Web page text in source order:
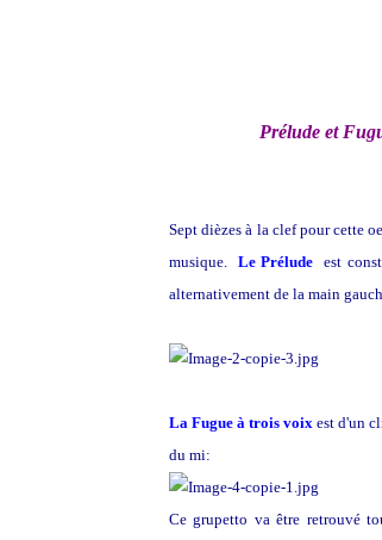
Prélude et
Sept dièzes à la clef pour cette
musique. Le Prélude est
alternativement de la main
La Fugue à trois voix est d'un
du mi:
Ce grupetto va être retrouvé